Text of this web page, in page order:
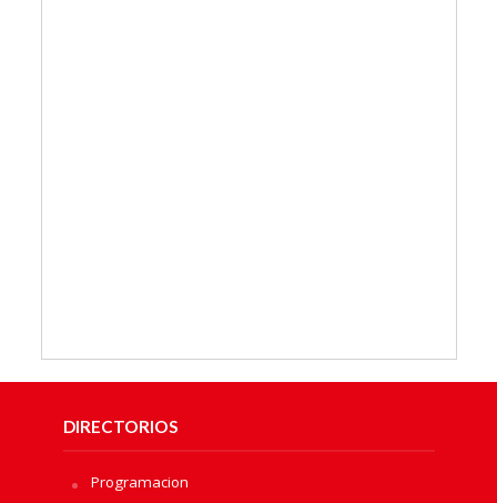
DIRECTORIOS
Programacion